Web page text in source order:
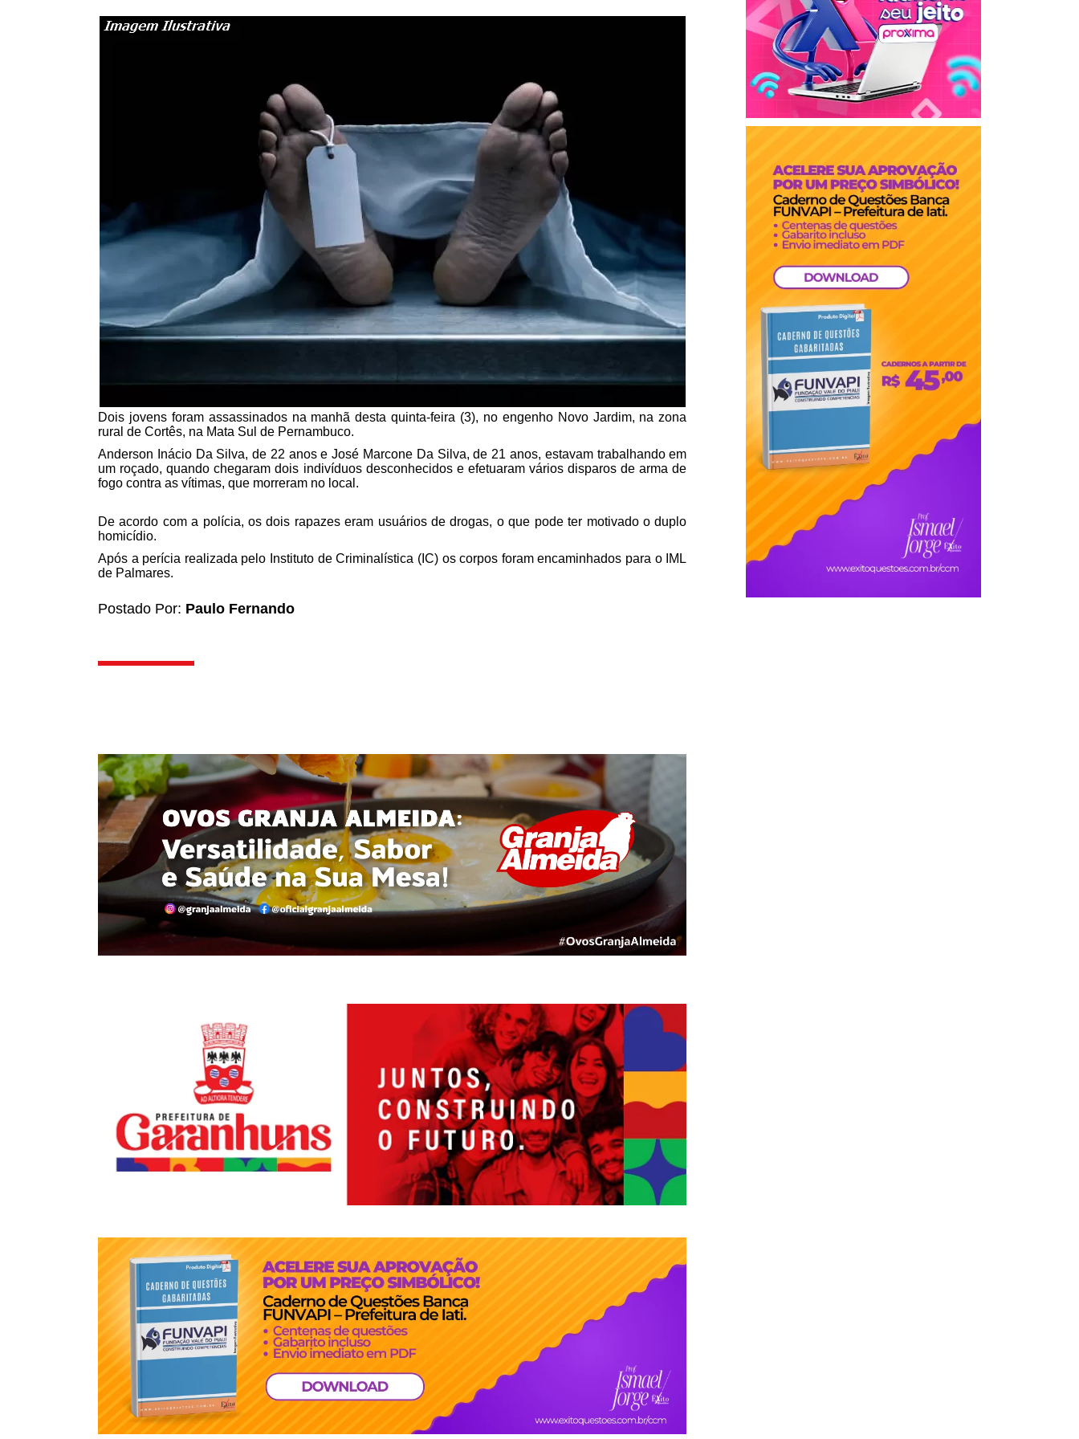
Dois jovens foram assassinados na manhã desta quinta-feira (3), no engenho Novo Jardim, na zona
rural de Cortês, na Mata Sul de Pernambuco.
Anderson Inácio Da Silva, de 22 anos e José Marcone Da Silva, de 21 anos, estavam trabalhando em
um roçado, quando chegaram dois indivíduos desconhecidos e efetuaram vários disparos de arma de
fogo contra as vítimas, que morreram no local.
De acordo com a polícia, os dois rapazes eram usuários de drogas, o que pode ter motivado o duplo
homicídio.
Após a perícia realizada pelo Instituto de Criminalística (IC) os corpos foram encaminhados para o IML
de Palmares.
Postado Por: Paulo Fernando